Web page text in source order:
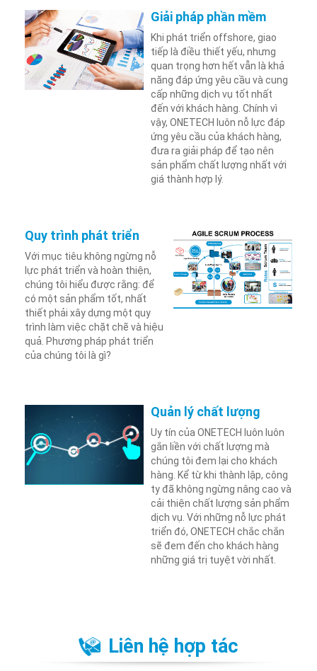
Giải pháp phần mềm
Khi phát triển offshore, giao
tiếp là điều thiết yếu, nhưng
quan trọng hơn hết vẫn là khả
năng đáp ứng yêu cầu và cung
cấp những dịch vụ tốt nhất
đến với khách hàng. Chính vì
vậy, ONETECH luôn nỗ lực đáp
ứng yêu cầu của khách hàng,
đưa ra giải pháp để tạo nên
sản phẩm chất lượng nhất với
giá thành hợp lý.
Quy trình phát triển
Với mục tiêu không ngừng nỗ
lực phát triển và hoàn thiện,
chúng tôi hiểu được rằng: để
có một sản phẩm tốt, nhất
thiết phải xây dựng một quy
trình làm việc chặt chẽ và hiệu
quả. Phương pháp phát triển
của chúng tôi là gì?
Quản lý chất lượng
Uy tín của ONETECH luôn luôn
gắn liền với chất lượng mà
chúng tôi đem lại cho khách
hàng. Kể từ khi thành lập, công
ty đã không ngừng nâng cao và
cải thiện chất lượng sản phẩm
dịch vụ. Với những nỗ lực phát
triển đó, ONETECH chắc chắn
sẽ đem đến cho khách hàng
những giá trị tuyệt vời nhất.
Liên hệ hợp tác